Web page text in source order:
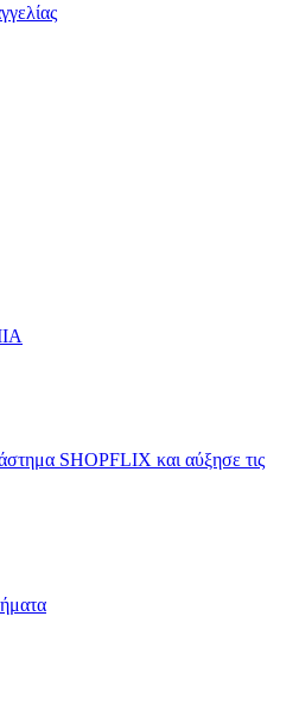
SHOPFLIX και αύξησε τις